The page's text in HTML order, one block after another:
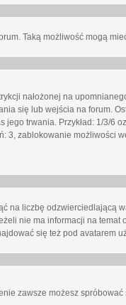
Taką możliwość mogą
nałożonej na
się lub wejścia na forum.
jego trwania. Przykład: 1/3/6
3, zablokowanie możliwości
na liczbę odzwierciedlającą
nie ma informacji na temat
się też pod avatarem
zawsze możesz